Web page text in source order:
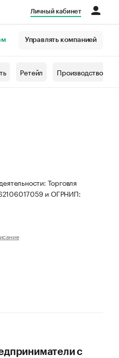
Личный кабинет
Управлять компанией
Ретейл Производство
Торговля
и ОГРНИП:
с